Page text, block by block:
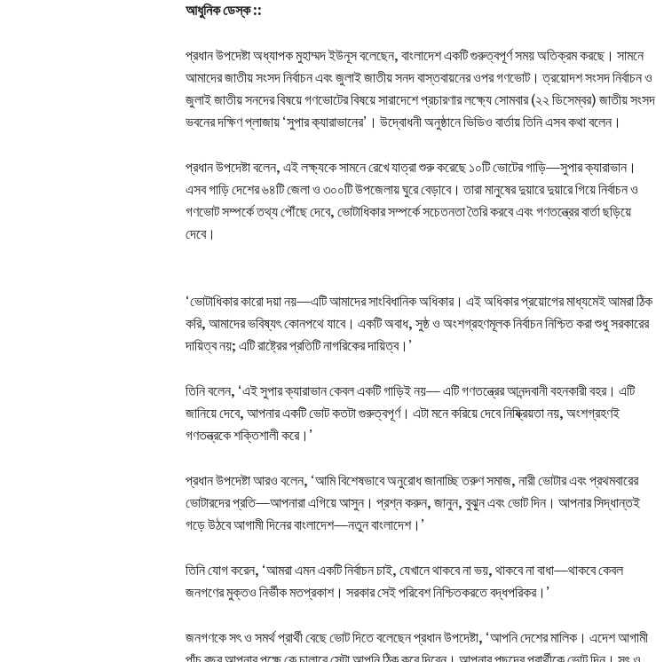
আধুনিক ডেস্ক ::
প্রধান উপদেষ্টা অধ্যাপক মুহাম্মদ ইউনূস বলেছেন, বাংলাদেশ একটি গুরুত্বপূর্ণ সময় অতিক্রম করছে। সামনে
আমাদের জাতীয় সংসদ নির্বাচন এবং জুলাই জাতীয় সনদ বাস্তবায়নের ওপর গণভোট। ত্রয়োদশ সংসদ নির্বাচন ও
জুলাই জাতীয় সনদের বিষয়ে গণভোটের বিষয়ে সারাদেশে প্রচারণার লক্ষ্যে সোমবার (২২ ডিসেম্বর) জাতীয় সংসদ
ভবনের দক্ষিণ প্লাজায় ‘সুপার ক‍্যারাভানের’। উদ্বোধনী অনুষ্ঠানে ভিডিও বার্তায় তিনি এসব কথা বলেন।
প্রধান উপদেষ্টা বলেন, এই লক্ষ্যকে সামনে রেখে যাত্রা শুরু করেছে ১০টি ভোটের গাড়ি—সুপার ক্যারাভান।
এসব গাড়ি দেশের ৬৪টি জেলা ও ৩০০টি উপজেলায় ঘুরে বেড়াবে। তারা মানুষের দুয়ারে দুয়ারে গিয়ে নির্বাচন ও
গণভোট সম্পর্কে তথ্য পৌঁছে দেবে, ভোটাধিকার সম্পর্কে সচেতনতা তৈরি করবে এবং গণতন্ত্রের বার্তা ছড়িয়ে
দেবে।
‘ভোটাধিকার কারো দয়া নয়—এটি আমাদের সাংবিধানিক অধিকার। এই অধিকার প্রয়োগের মাধ্যমেই আমরা ঠিক
করি, আমাদের ভবিষ্যৎ কোনপথে যাবে। একটি অবাধ, সুষ্ঠ ও অংশগ্রহণমূলক নির্বাচন নিশ্চিত করা শুধু সরকারের
দায়িত্ব নয়; এটি রাষ্ট্রের প্রতিটি নাগরিকের দায়িত্ব।’
তিনি বলেন, ‘এই সুপার ক্যারাভান কেবল একটি গাড়িই নয়— এটি গণতন্ত্রের আনন্দবানী বহনকারী বহর। এটি
জানিয়ে দেবে, আপনার একটি ভোট কতটা গুরুত্বপূর্ণ। এটা মনে করিয়ে দেবে নিষ্ক্রিয়তা নয়, অংশগ্রহণই
গণতন্ত্রকে শক্তিশালী করে।’
প্রধান উপদেষ্টা আরও বলেন, ‘আমি বিশেষভাবে অনুরোধ জানাচ্ছি তরুণ সমাজ, নারী ভোটার এবং প্রথমবারের
ভোটারদের প্রতি—আপনারা এগিয়ে আসুন। প্রশ্ন করুন, জানুন, বুঝুন এবং ভোট দিন। আপনার সিদ্ধান্তই
গড়ে উঠবে আগামী দিনের বাংলাদেশ—নতুন বাংলাদেশ।’
তিনি যোগ করেন, ‘আমরা এমন একটি নির্বাচন চাই, যেখানে থাকবে না ভয়, থাকবে না বাধা—থাকবে কেবল
জনগণের মুক্তও নির্ভীক মতপ্রকাশ। সরকার সেই পরিবেশ নিশ্চিতকরতে বদ্ধপরিকর।’
জনগণকে সৎ ও সমর্থ প্রার্থী বেছে ভোট দিতে বলেছেন প্রধান উপদেষ্টা, ‘আপনি দেশের মালিক। এদেশ আগামী